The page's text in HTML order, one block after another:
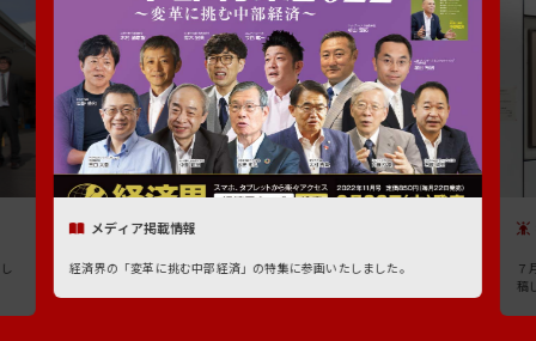
メディア掲載情報
経済界の「変革に挑む中部経済」の特集に参画いたしました。
７
稿